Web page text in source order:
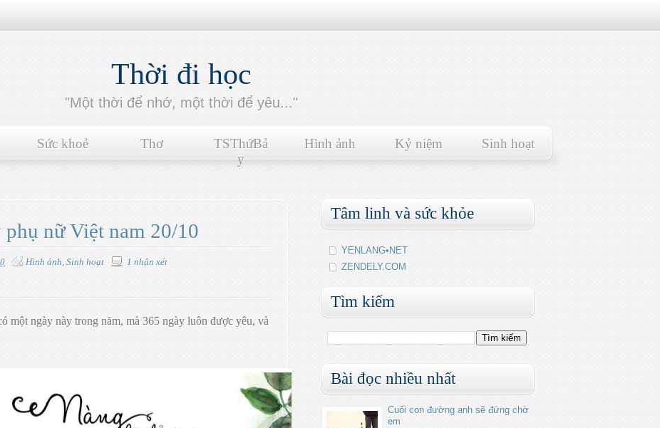
Thời đi học
"Một thời để nhớ, một thời để yêu..."
Sức khoẻ Thơ
TSThứBả
y
Hình ảnh Kỷ niệm Sinh hoạt
nữ Việt nam 20/10
Hình ảnh, Sinh hoạt 1 nhận xét
một ngày này trong năm, mà 365 ngày luôn được yêu, và
Tâm linh và sức khỏe
YENLANG•NET
ZENDELY.COM
Tìm kiếm
Bài đọc nhiều nhất
Cuối con đường anh sẽ đứng chờ
em